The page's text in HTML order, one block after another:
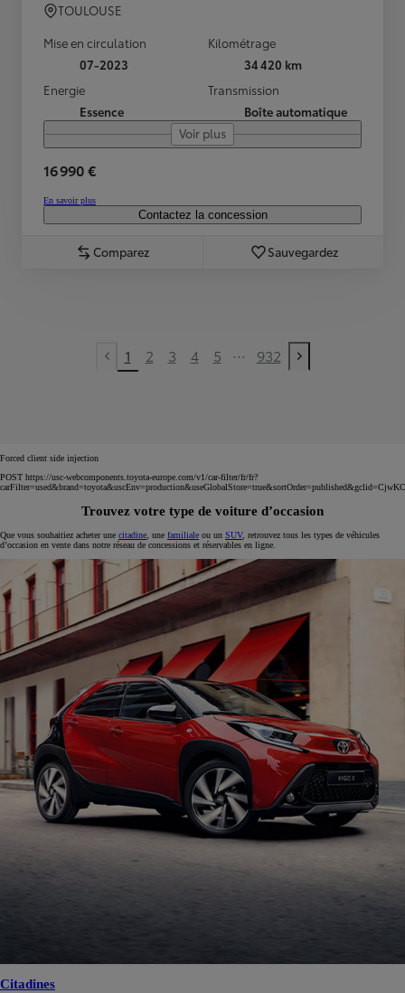
TOULOUSE
Mise en circulation
07-2023
Kilométrage
34 420 km
Energie
Essence
Transmission
Boîte automatique
Voir plus
16 990 €
En savoir plus
Contactez la concession
Comparez Sauvegardez
Previous page
1 2 3 4 5 ... 932
Next page
Forced client side injection
POST https://usc-webcomponents.toyota-europe.com/v1/car-filter/fr/fr?
Trouvez votre type de voiture d’occasion
Que vous souhaitiez acheter une citadine , une familiale ou un SUV, retrouvez tous les types de véhicules
d’occasion en vente dans notre réseau de concessions et réservables en ligne.
Citadines